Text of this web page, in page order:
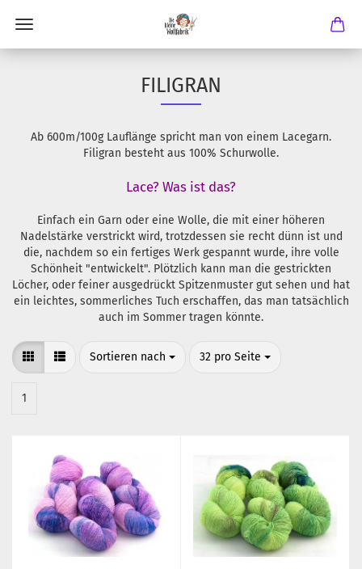
FILIGRAN
Ab 600m/100g Lauflänge spricht man von einem Lacegarn.
Filigran besteht aus 100% Schurwolle.
Lace? Was ist das?
Einfach ein Garn oder eine Wolle, die mit einer höheren
Nadelstärke verstrickt wird, trotzdessen sie recht dünn ist und
die, nachdem so ein fertiges Werk gespannt wurde, ihre volle
Schönheit "entwickelt". Plötzlich kann man die gestrickten
Löcher, oder feiner ausgedrückt Spitzenmuster gut sehen und hat
ein leichtes, sommerliches Tuch erschaffen, das man tatsächlich
auch im Sommer tragen könnte.
Sortieren nach
Sortieren nach 32 pro Seite
pro Seite
1